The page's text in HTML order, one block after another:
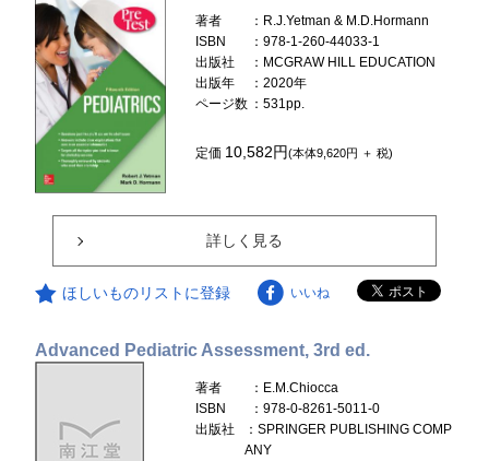
著者
：R.J.Yetman & M.D.Hormann
ISBN
：978-1-260-44033-1
出版社
：MCGRAW HILL EDUCATION
出版年
：2020年
ページ数 ：531pp.
定価 10,582円(本体9,620円 ＋ 税)
詳しく見る
ほしいものリストに登録 いいね
Advanced Pediatric Assessment, 3rd ed.
著者
：E.M.Chiocca
ISBN
：978-0-8261-5011-0
出版社
：SPRINGER PUBLISHING COMP
ANY